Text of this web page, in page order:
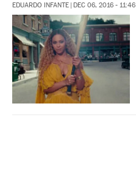
EDUARDO INFANTE | DEC 06, 2016 - 11:46